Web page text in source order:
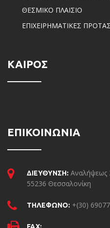
ΘΕΣΜΙΚΟ ΠΛΑΙΣΙΟ
ΕΠΙΧΕΙΡΗΜΑΤΙΚΕΣ
ΚΑΙΡΟΣ
ΕΠΙΚΟΙΝΩΝΙΑ
ΔΙΕΥΘΥΝΣΗ: Αναλήψεως
55236 Θεσσαλονίκη
ΤΗΛΕΦΩΝΟ: +(30)